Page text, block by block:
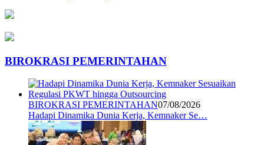
BIROKRASI PEMERINTAHAN
BIROKRASI PEMERINTAHAN07/08/2026
Hadapi Dinamika Dunia Kerja, Kemnaker Se…